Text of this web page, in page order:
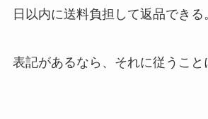
日以内に送料負担して返品できる
表記があるなら、それに従うこと